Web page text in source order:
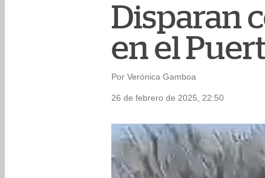
Disparan
en el
Por Verónica Gamboa
26 de febrero de 2025, 22:50